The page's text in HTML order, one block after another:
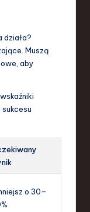
działa?
Muszą
aby
o 30–